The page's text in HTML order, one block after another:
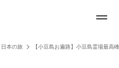
日本の旅 【小豆島お遍路】小豆島霊場最高